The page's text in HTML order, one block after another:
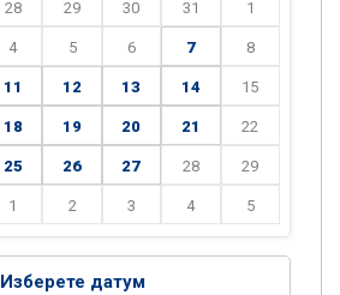
28 29 30 31 1
4 5 6 7 8
11 12 13 14 15
18 19 20 21 22
25 26 27 28 29
1 2 3 4 5
Изберете датум